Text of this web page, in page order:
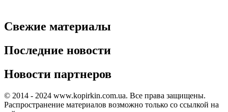
Свежие материалы
Последние новости
Новости партнеров
© 2014 - 2024 www.kopirkin.com.ua. Все права защищены.
Распространение материалов возможно только со ссылкой на